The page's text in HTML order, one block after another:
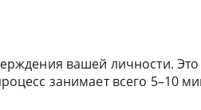
вашей личности.
занимает всего 5–10